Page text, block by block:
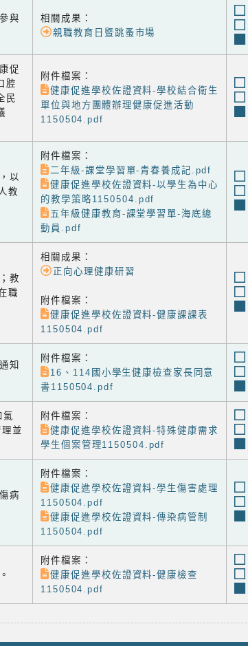
與
相關成果：
親職教育日暨跳蚤市場
促
腔
民
附件檔案：
健康促進學校佐證資料-學校結合衛生
單位與地方團體辦理健康促進活動
1150504.pdf
以
教
附件檔案：
二年級-課堂學習單-青春養成記.pdf
健康促進學校佐證資料-以學生為中心
的教學策略1150504.pdf
五年級健康教育-課堂學習單-海底總
動員.pdf
教
職
相關成果：
正向心理健康研習
附件檔案：
健康促進學校佐證資料-健康課課表
1150504.pdf
知
附件檔案：
16、114國小學生健康檢查家長同意
書1150504.pdf
氣
並
附件檔案：
健康促進學校佐證資料-特殊健康需求
學生個案管理1150504.pdf
病
附件檔案：
健康促進學校佐證資料-學生傷害處理
1150504.pdf
健康促進學校佐證資料-傳染病管制
1150504.pdf
附件檔案：
健康促進學校佐證資料-健康檢查
1150504.pdf